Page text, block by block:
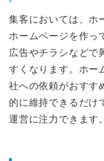
集客においては、ホ
ホームページを作っ
広告やチラシなどで
すくなります。ホー
社への依頼がおすす
的に維持できるだけ
運営に注力できます。